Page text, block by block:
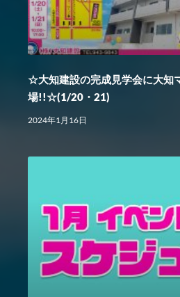
☆大知建設の完成見学会に大知
場!!☆(1/20・21)
2024年1月16日